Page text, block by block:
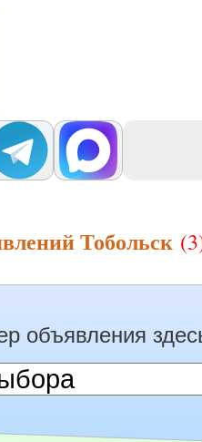
Тобольск
объявления